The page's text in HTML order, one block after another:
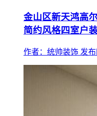
金山区新天鸿高
简约风格四室户
作者：统帅装饰 发